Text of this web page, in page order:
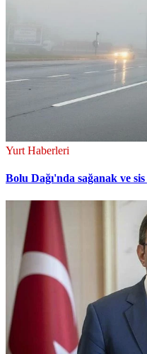
Yurt Haberleri
Bolu Dağı'nda sağanak ve